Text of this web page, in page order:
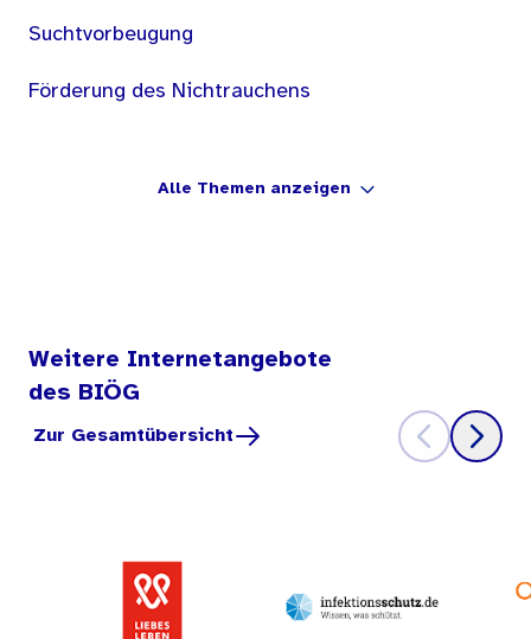
Suchtvorbeugung
Förderung des Nichtrauchens
Alle Themen anzeigen
Weitere Internetangebote
des BIÖG
Zur Gesamtübersicht